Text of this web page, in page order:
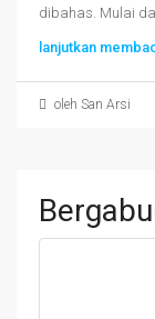
dibahas. Mulai
lanjutkan
oleh San Arsi